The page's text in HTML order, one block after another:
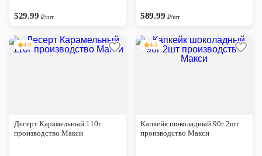
529.99 ₽/шт 589.99 ₽/шт
4.9
Десерт Карамельный 110г
производство Макси
4.5
Капкейк шоколадный 90г 2шт
производство Макси